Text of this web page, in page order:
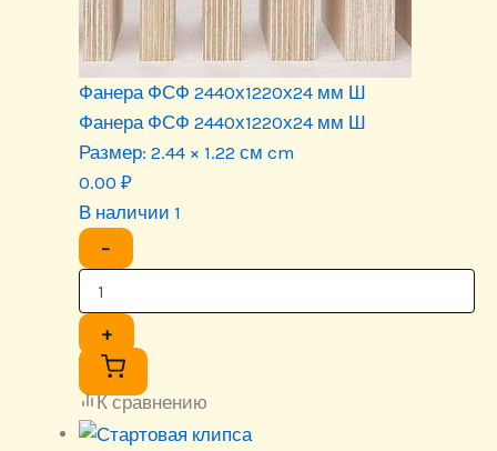
Фанера ФСФ 2440х1220х24 мм Ш
Фанера ФСФ 2440х1220х24 мм Ш
Размер: 2.44 × 1.22 см cm
0.00 ₽
В наличии 1
−
+
К сравнению